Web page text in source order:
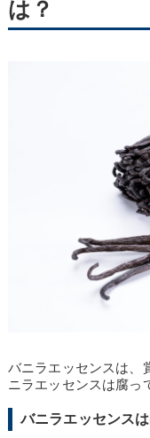
は？
バニラエッセンスは、
ニラエッセンスは腐っ
バニラエッセンス